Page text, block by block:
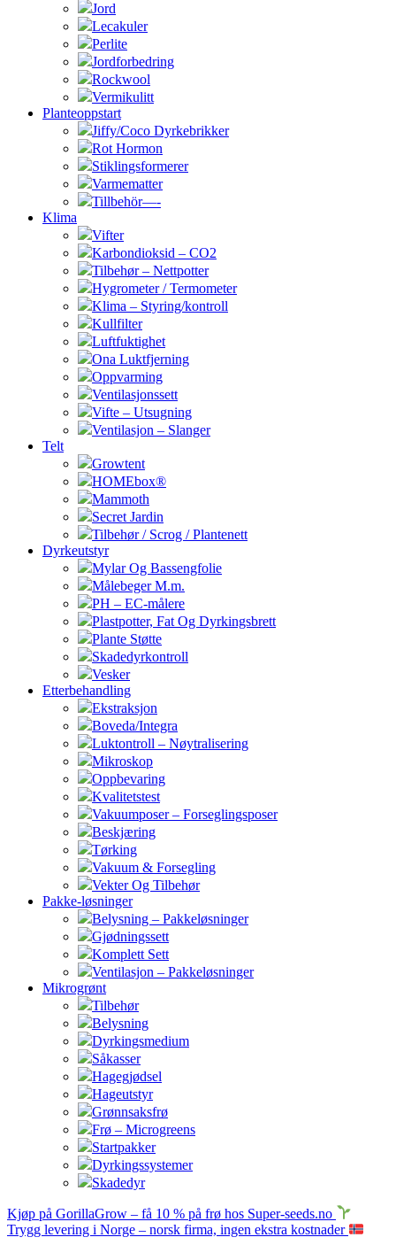
Jord
Lecakuler
Perlite
Jordforbedring
Rockwool
Vermikulitt
Planteoppstart
Jiffy/Coco Dyrkebrikker
Rot Hormon
Stiklingsformerer
Varmematter
Tillbehör—-
Klima
Vifter
Karbondioksid – CO2
Tilbehør – Nettpotter
Hygrometer / Termometer
Klima – Styring/kontroll
Kullfilter
Luftfuktighet
Ona Luktfjerning
Oppvarming
Ventilasjonssett
Vifte – Utsugning
Ventilasjon – Slanger
Telt
Growtent
HOMEbox®
Mammoth
Secret Jardin
Tilbehør / Scrog / Plantenett
Dyrkeutstyr
Mylar Og Bassengfolie
Målebeger M.m.
PH – EC-målere
Plastpotter, Fat Og Dyrkingsbrett
Plante Støtte
Skadedyrkontroll
Vesker
Etterbehandling
Ekstraksjon
Boveda/Integra
Luktontroll – Nøytralisering
Mikroskop
Oppbevaring
Kvalitetstest
Vakuumposer – Forseglingsposer
Beskjæring
Tørking
Vakuum & Forsegling
Vekter Og Tilbehør
Pakke-løsninger
Belysning – Pakkeløsninger
Gjødningssett
Komplett Sett
Ventilasjon – Pakkeløsninger
Mikrogrønt
Tilbehør
Belysning
Dyrkingsmedium
Såkasser
Hagegjødsel
Hageutstyr
Grønnsaksfrø
Frø – Microgreens
Startpakker
Dyrkingssystemer
Skadedyr
Kjøp på GorillaGrow – få 10 % på frø hos Super-seeds.no
Trygg levering i Norge – norsk firma, ingen ekstra kostnader